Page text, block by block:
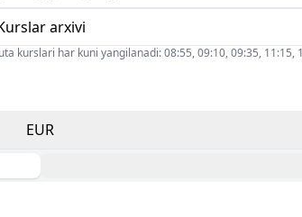
arxivi
kurslari har kuni yangilanadi: 08:55, 09:10, 09:35, 11:15,
EUR